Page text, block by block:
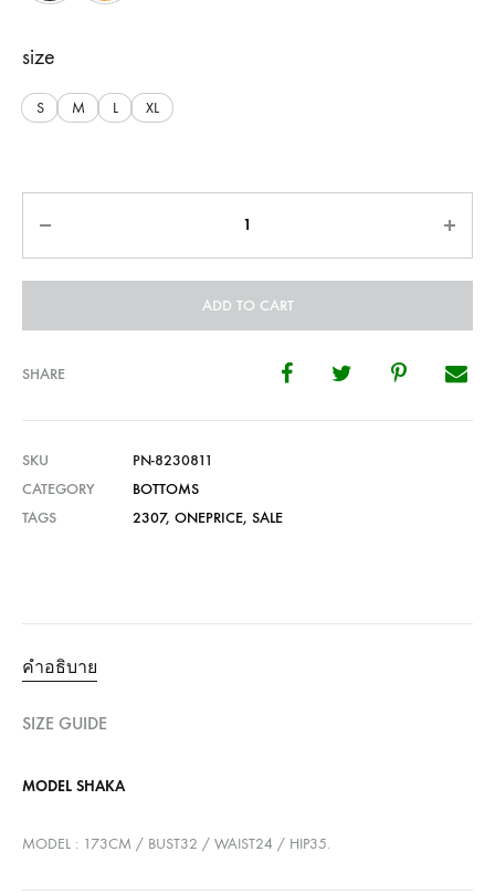
size
S M L XL
ADD TO CART
SHARE
SKU
PN-8230811
CATEGORY
BOTTOMS
TAGS
2307, ONEPRICE, SALE
คำอธิบาย
SIZE GUIDE
MODEL SHAKA
MODEL : 173CM / BUST32 / WAIST24 / HIP35.